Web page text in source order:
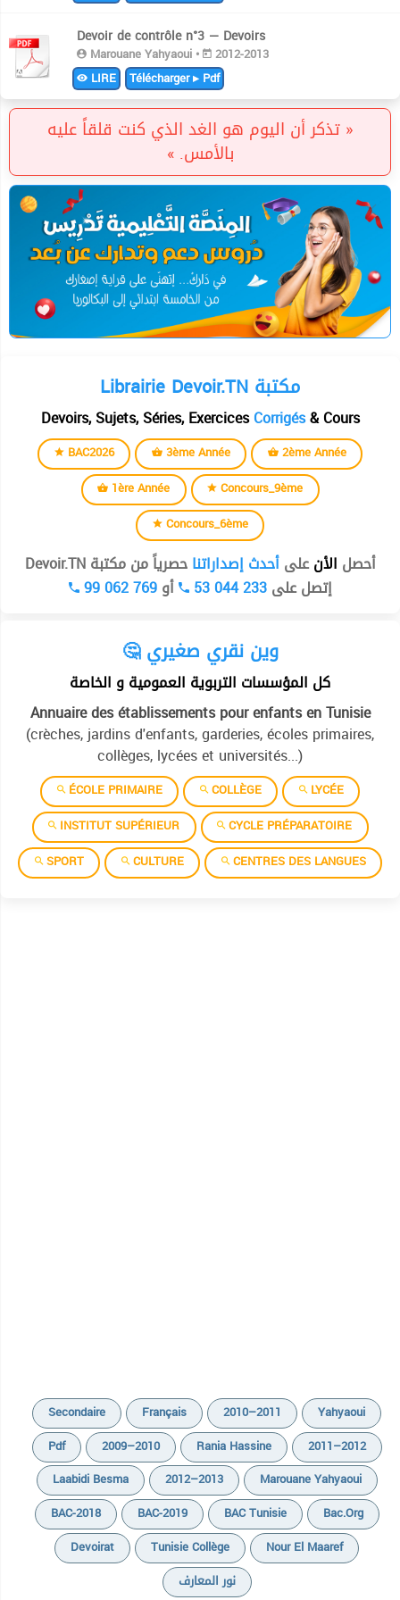
Devoir de contrôle n°3 — Devoirs
Marouane Yahyaoui •
2012-2013
LIRE Télécharger ▸ Pdf
« تذكر أن اليوم هو الغد الذي كنت قلقاً عليه
بالأمس. »
Librairie Devoir.TN مكتبة
Devoirs, Sujets, Séries, ExercicesCorrigés& Cours
BAC2026 3ème Année
2ème Année
1ère Année
Concours_9ème
Concours_6ème
أحصل الأنعلىأحدث إصداراتناحصرياً من مكتبة Devoir.TN
إتصل على53 044 233 أو99 062 769
🤔 وين نقري صغيري
كل المؤسسات التربوية العمومية و الخاصة
Annuaire des établissements pour enfants en Tunisie
(crèches, jardins d'enfants, garderies, écoles primaires,
collèges, lycées et universités...)
ÉCOLE PRIMAIRE COLLÈGE
LYCÉE
INSTITUT SUPÉRIEUR
CYCLE PRÉPARATOIRE
SPORT
CULTURE CENTRES DES LANGUES
Secondaire Français 2010–2011
Yahyaoui
Pdf
2009–2010 Rania Hassine
2011–2012
Laabidi Besma
2012–2013
Marouane Yahyaoui
BAC-2018
BAC-2019 BAC Tunisie
Bac.org
Devoirat
Tunisie Collège
Nour El Maaref
نور المعارف